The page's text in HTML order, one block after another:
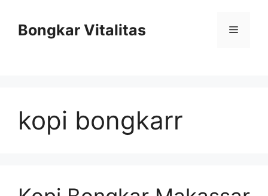
contentBongkar Vitalitas Menu
kopi bongkarr